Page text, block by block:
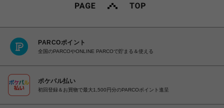
PARCOポイント
全国のPARCOやONLINE PARCOで貯まる＆使える
ポケパル払い
初回登録＆お買物で最大1,500円分のPARCOポイント進呈